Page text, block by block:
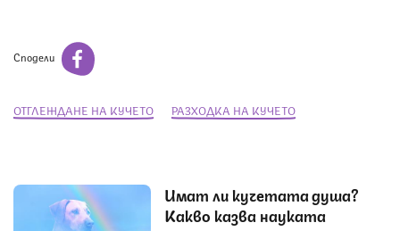
Сподели
ОТГЛЕЖДАНЕ НА КУЧЕТО РАЗХОДКА НА КУЧЕТО
Имат ли кучетата душа?
Какво казва науката